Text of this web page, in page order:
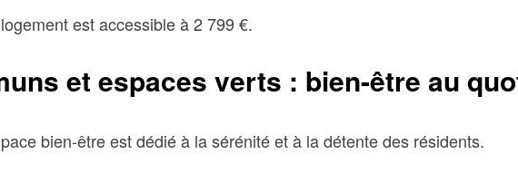
est accessible à 2 799 €.
et espaces verts : bien-être au
bien-être est dédié à la sérénité et à la détente des résidents.